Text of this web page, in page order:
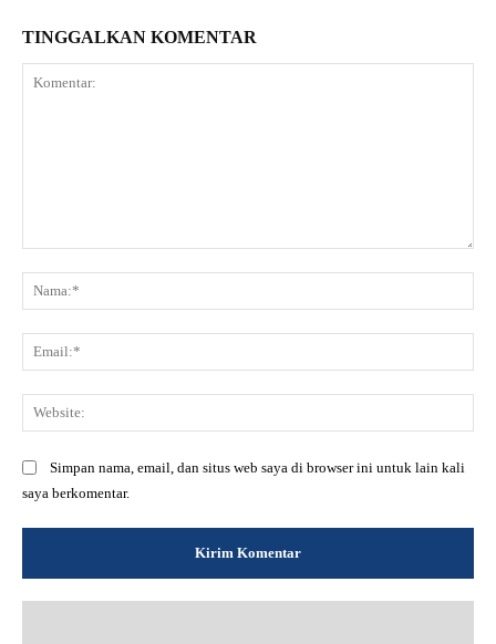
TINGGALKAN KOMENTAR
Simpan nama, email, dan situs web saya di browser ini untuk lain kali
saya berkomentar.